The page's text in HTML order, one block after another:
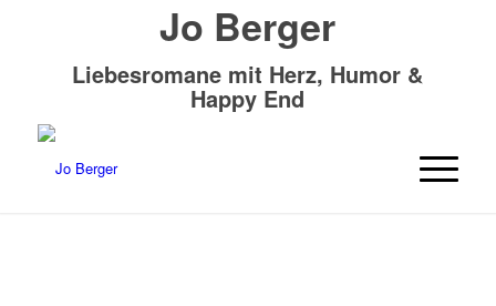
Jo Berger
Liebesromane mit Herz, Humor &
Happy End